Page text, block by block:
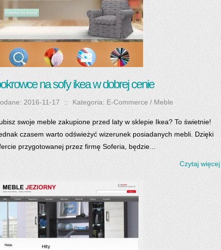
na sofy ikea w dobrej cenie
2016-11-17 :: Kategoria: E-Commerce / Meble
swoje meble zakupione przed laty w sklepie Ikea? To świetnie!
czasem warto odświeżyć wizerunek posiadanych mebli. Dzięki
przygotowanej przez firmę Soferia, będzie...
Czytaj